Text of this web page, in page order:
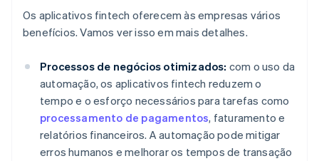
Os aplicativos fintech oferecem às empresas vários
benefícios. Vamos ver isso em mais detalhes.
Processos de negócios otimizados: com o uso da
automação, os aplicativos fintech reduzem o
tempo e o esforço necessários para tarefas como
processamento de pagamentos, faturamento e
relatórios financeiros. A automação pode mitigar
erros humanos e melhorar os tempos de transação